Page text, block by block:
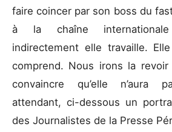
faire coincer par son boss du
à la chaîne
indirectement elle travaille.
comprend. Nous irons la
convaincre qu’elle n’aura
attendant, ci-dessous un
des Journalistes de la Presse